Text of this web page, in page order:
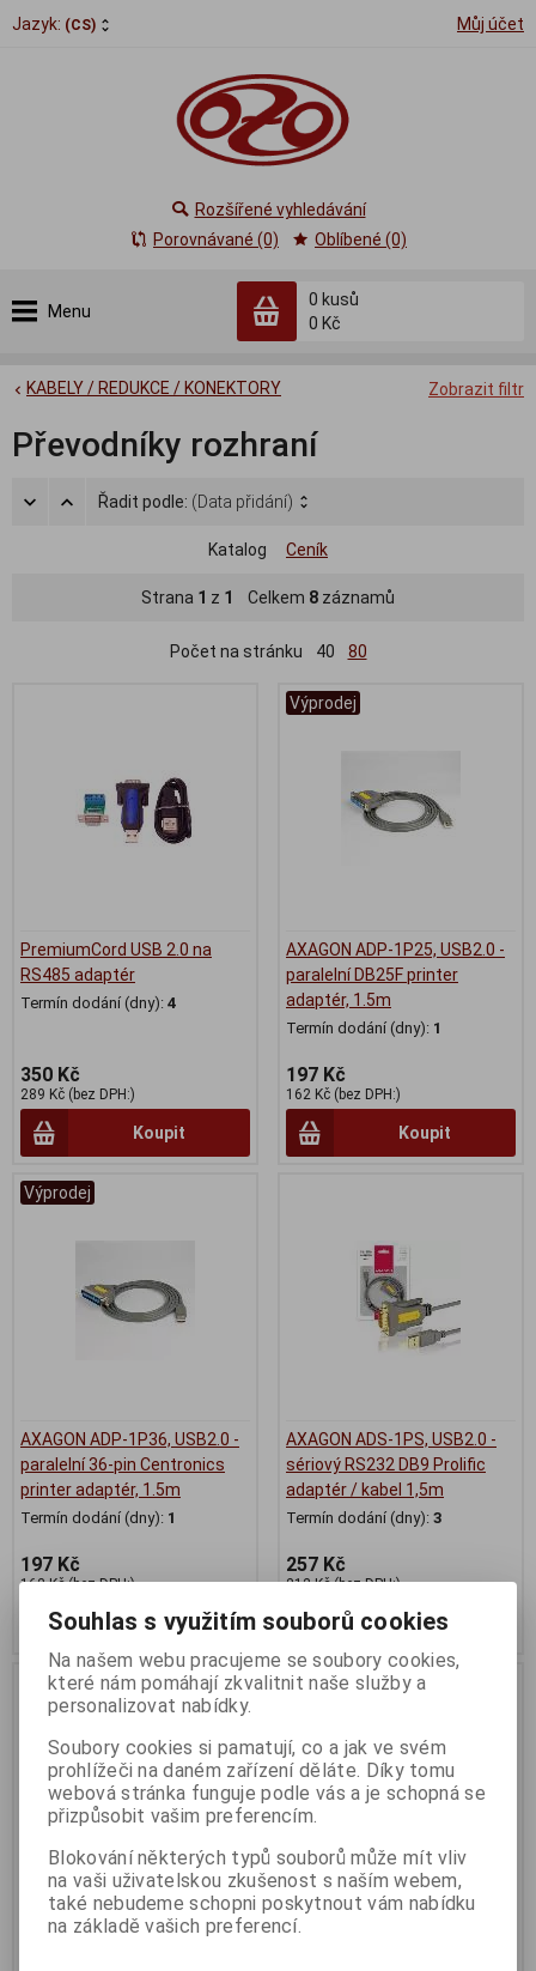
Jazyk: (CS) Můj účet
Menu
0 kusů
0 Kč
Rozšířené vyhledávání
Porovnávané (0)
Oblíbené (0)
Zobrazit filtr
KABELY / REDUKCE / KONEKTORY
Převodníky rozhraní
Řadit podle: (Data přidání)
Katalog Ceník
Strana 1 z 1 Celkem 8 záznamů
Počet na stránku 40 80
PremiumCord USB 2.0 na
RS485 adaptér
Termín dodání (dny): 4
350 Kč
289 Kč (bez DPH:)
Koupit
Výprodej
AXAGON ADP-1P25, USB2.0 -
paralelní DB25F printer
adaptér, 1.5m
Termín dodání (dny): 1
197 Kč
162 Kč (bez DPH:)
Koupit
Výprodej
AXAGON ADP-1P36, USB2.0 -
paralelní 36-pin Centronics
printer adaptér, 1.5m
Termín dodání (dny): 1
197 Kč
162 Kč (bez DPH:)
Koupit
AXAGON ADS-1PS, USB2.0 -
sériový RS232 DB9 Prolific
adaptér / kabel 1,5m
Termín dodání (dny): 3
257 Kč
212 Kč (bez DPH:)
Koupit
AXAGON ADSA-FP3, USB3.0 -
PremiumCord USB - RS 232
Souhlas s využitím souborů cookies
Na našem webu pracujeme se soubory cookies,
které nám pomáhají zkvalitnit naše služby a
personalizovat nabídky.
Soubory cookies si pamatují, co a jak ve svém
prohlížeči na daném zařízení děláte. Díky tomu
webová stránka funguje podle vás a je schopná se
přizpůsobit vašim preferencím.
Blokování některých typů souborů může mít vliv
na vaši uživatelskou zkušenost s naším webem,
také nebudeme schopni poskytnout vám nabídku
na základě vašich preferencí.